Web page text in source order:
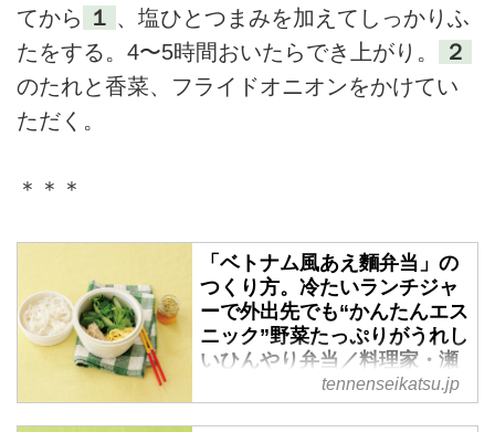
てから １ 、塩ひとつまみを加えてしっかりふ
たをする。4〜5時間おいたらでき上がり。
２
のたれと香菜、フライドオニオンをかけてい
ただく。
＊＊＊
「ベトナム風あえ麵弁当」の
つくり方。冷たいランチジャ
ーで外出先でも“かんたんエス
ニック”野菜たっぷりがうれし
いひんやり弁当／料理家・瀬
戸口しおりさん - 天然生活
web
tennenseikatsu.jp